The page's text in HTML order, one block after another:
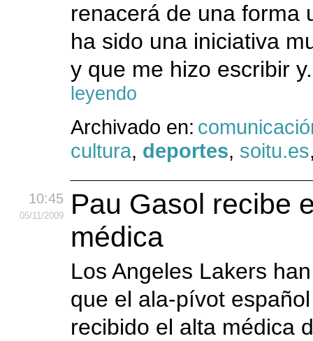
renacerá de una forma
ha sido una iniciativa
y que me hizo escribir
leyendo
Archivado en:
cultura, deportes, soitu.es
10:45
05/11/2009
Pau Gasol recibe
médica
Los Angeles Lakers
que el ala-pívot
recibido el alta médica